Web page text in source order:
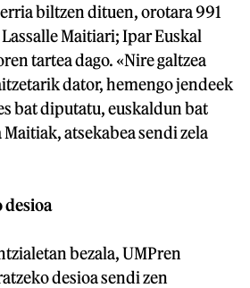
biltzen dituen, orotara 991
Maitiari; Ipar Euskal
tartea dago. «Nire galtzea
dator, hemengo jendeek
bat diputatu, euskaldun bat
atsekabea sendi zela
desioa
bezala, UMPren
desioa sendi zen